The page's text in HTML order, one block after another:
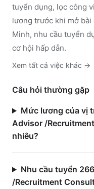
tuyển dụng, lọc công
lương trước khi mở
Minh, nhu cầu tuyển
cơ hội hấp dẫn.
Xem tất cả việc khác →
Câu hỏi thường gặp
Mức lương của vị
Advisor /
nhiêu?
Nhu cầu tuyển
/Recruitment